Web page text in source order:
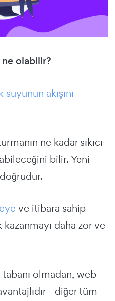
olabilir?
suyunun akışını
ne kadar sıkıcı
bilir. Yeni
ve itibara sahip
daha zor ve
olmadan, web
tüm